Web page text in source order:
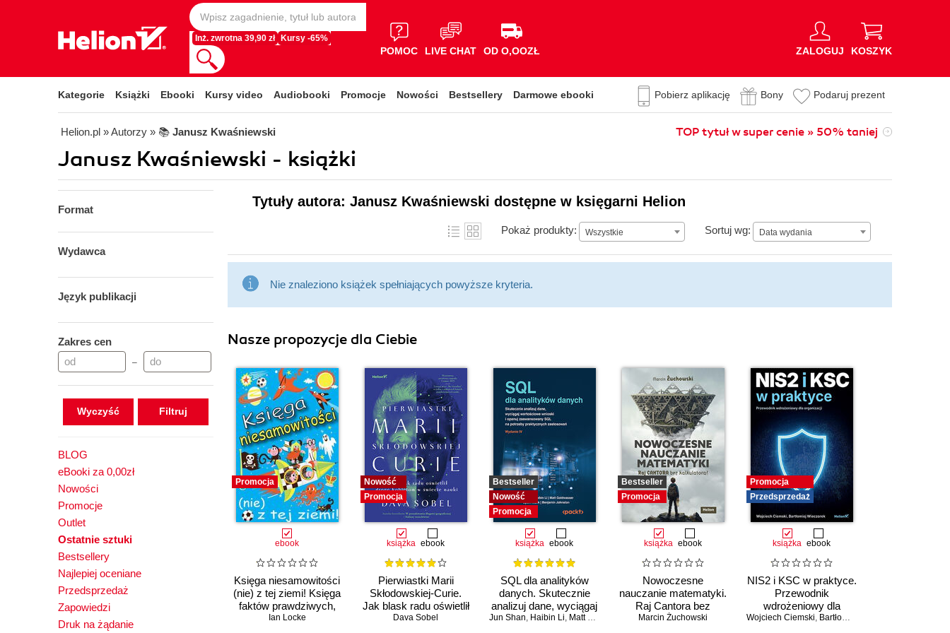
Inż. zwrotna 39,90 zł Kursy -65%
POMOC LIVE CHAT OD O,OOZŁ ZALOGUJ KOSZYK
Kategorie Książki Ebooki Kursy video Audiobooki Promocje Nowości Bestsellery Darmowe ebooki Pobierz aplikację Bony Podaruj prezent
Helion.pl » Autorzy » 📚 Janusz Kwaśniewski TOP tytuł w super cenie » 50% taniej
Janusz Kwaśniewski - książki
Format
Wydawca
Język publikacji
Zakres cen
–
Wyczyść
BLOG
eBooki za 0,00zł
Nowości
Promocje
Outlet
Ostatnie sztuki
Bestsellery
Najlepiej oceniane
Przedsprzedaż
Zapowiedzi
Druk na żądanie
Tytuły autora: Janusz Kwaśniewski dostępne w księgarni Helion
Pokaż produkty: Wszystkie Sortuj wg: Data wydania
Data wydania
Nie znaleziono książek spełniających powyższe kryteria.
Nasze propozycje dla Ciebie
Promocja
ebook
Księga niesamowitości
(nie) z tej ziemi! Księga
faktów prawdziwych,
choć niezwykłych
Ian Locke
Nowość
Promocja
książka ebook
Pierwiastki Marii
Skłodowskiej-Curie.
Jak blask radu oświetlił
drogę kobietom w
Dava Sobel
Bestseller
Nowość
Promocja
książka ebook
SQL dla analityków
danych. Skutecznie
analizuj dane, wyciągaj
wartościowe wnioski i
Jun Shan, Haibin Li, Matt Goldwasser Upom Malik,Benjamin Johnston
Bestseller
Promocja
książka ebook
Nowoczesne
nauczanie matematyki.
Raj Cantora bez
kalkulatora?
Marcin Żuchowski
Promocja
Przedsprzedaż
książka ebook
NIS2 i KSC w praktyce.
Przewodnik
wdrożeniowy dla
organizacji
Wojciech Ciemski, Bartłomiej Wieczorek